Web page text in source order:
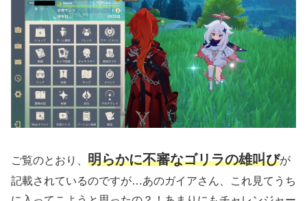
ご覧のとおり、 明らかに不審なゴリラの雄叫びが
記載されているのですが…あのガイアさん、これ見てうち